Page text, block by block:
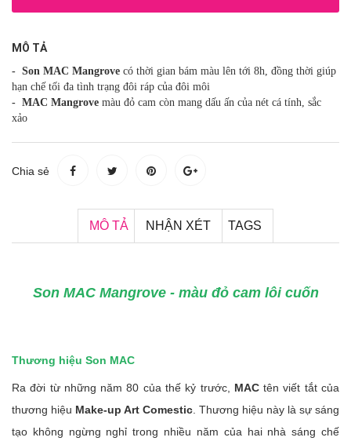
MÔ TẢ
- Son MAC Mangrove có thời gian bám màu lên tới 8h, đồng thời giúp
hạn chế tối đa tình trạng đôi ráp của đôi môi
- MAC Mangrove màu đỏ cam còn mang dấu ấn của nét cá tính, sắc
xảo
Chia sẻ
MÔ TẢ NHẬN XÉT TAGS
Son MAC Mangrove - màu đỏ cam lôi cuốn
Thương hiệu Son MAC
Ra đời từ những năm 80 của thế kỷ trước, MACtên viết tắt của
thương hiệu Make-up Art Comestic . Thương hiệu này là sự sáng
tạo không ngừng nghỉ trong nhiều năm của hai nhà sáng chế